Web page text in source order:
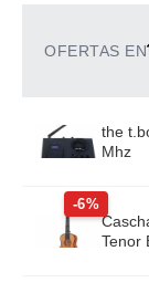
OFERTAS EN
the
Mhz
-6%
Tenor